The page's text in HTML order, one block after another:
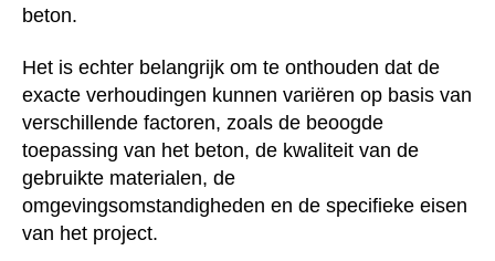
beton.
Het is echter belangrijk om te onthouden dat de
exacte verhoudingen kunnen variëren op basis van
verschillende factoren, zoals de beoogde
toepassing van het beton, de kwaliteit van de
gebruikte materialen, de
omgevingsomstandigheden en de specifieke eisen
van het project.